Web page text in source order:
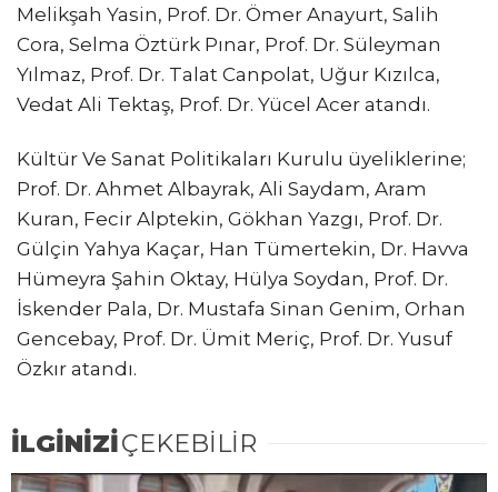
Melikşah Yasin, Prof. Dr. Ömer Anayurt, Salih
Cora, Selma Öztürk Pınar, Prof. Dr. Süleyman
Yılmaz, Prof. Dr. Talat Canpolat, Uğur Kızılca,
Vedat Ali Tektaş, Prof. Dr. Yücel Acer atandı.
Kültür Ve Sanat Politikaları Kurulu üyeliklerine;
Prof. Dr. Ahmet Albayrak, Ali Saydam, Aram
Kuran, Fecir Alptekin, Gökhan Yazgı, Prof. Dr.
Gülçin Yahya Kaçar, Han Tümertekin, Dr. Havva
Hümeyra Şahin Oktay, Hülya Soydan, Prof. Dr.
İskender Pala, Dr. Mustafa Sinan Genim, Orhan
Gencebay, Prof. Dr. Ümit Meriç, Prof. Dr. Yusuf
Özkır atandı.
İLGİNİZİÇEKEBİLİR